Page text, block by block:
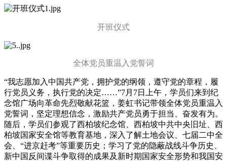
开班仪式
全体党员重温入党誓词
“我志愿加入中国共产党，拥护党的纲领，遵守党的章程，履
行党员义务，执行党的决定……”7月7日上午，学员们来到纪
念馆广场向革命先烈敬献花篮，姜虹书记带领全体党员重温入
党誓词，坚定理想信念，激励共产党员勇于担当、奋发有为。
随后，学员们参观了西柏坡纪念馆、西柏坡中共中央旧址、西
柏坡国家安全馆等教育基地，深入了解土地会议、七届二中全
会、“进京赶考”等重要历史；学习了党的隐蔽战线斗争历史、
新中国反间谍斗争取得的成果及新时期国家安全形势和我国安